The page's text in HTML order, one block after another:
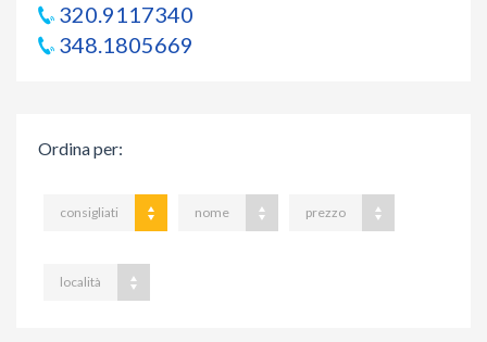
320.9117340
348.1805669
Ordina per:
consigliati nome prezzo
località